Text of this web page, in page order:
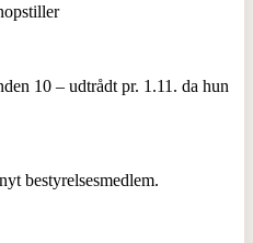
10 – udtrådt pr. 1.11. da hun
bestyrelsesmedlem.